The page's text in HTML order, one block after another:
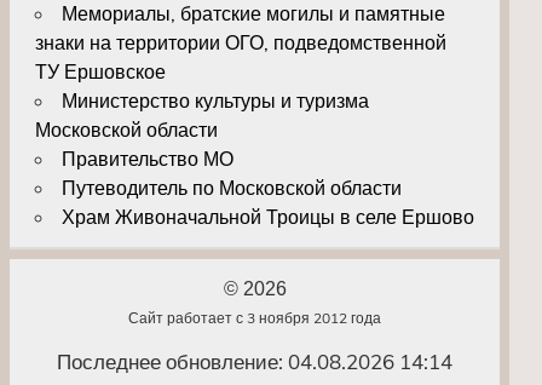
Мемориалы, братские могилы и памятные
знаки на территории ОГО, подведомственной
ТУ Ершовское
Министерство культуры и туризма
Московской области
Правительство МО
Путеводитель по Московской области
Храм Живоначальной Троицы в селе Ершово
© 2026
Сайт работает с 3 ноября 2012 года
Последнее обновление: 04.08.2026 14:14